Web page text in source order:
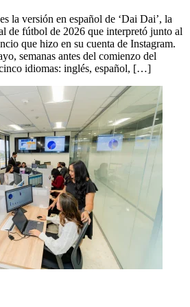
la versión en español de ‘Dai Dai’, la
de fútbol de 2026 que interpretó junto al
que hizo en su cuenta de Instagram.
semanas antes del comienzo del
idiomas: inglés, español, […]